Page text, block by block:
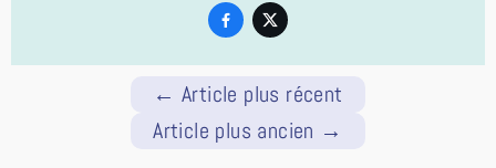
 
←Article plus récent
Article plus ancien →